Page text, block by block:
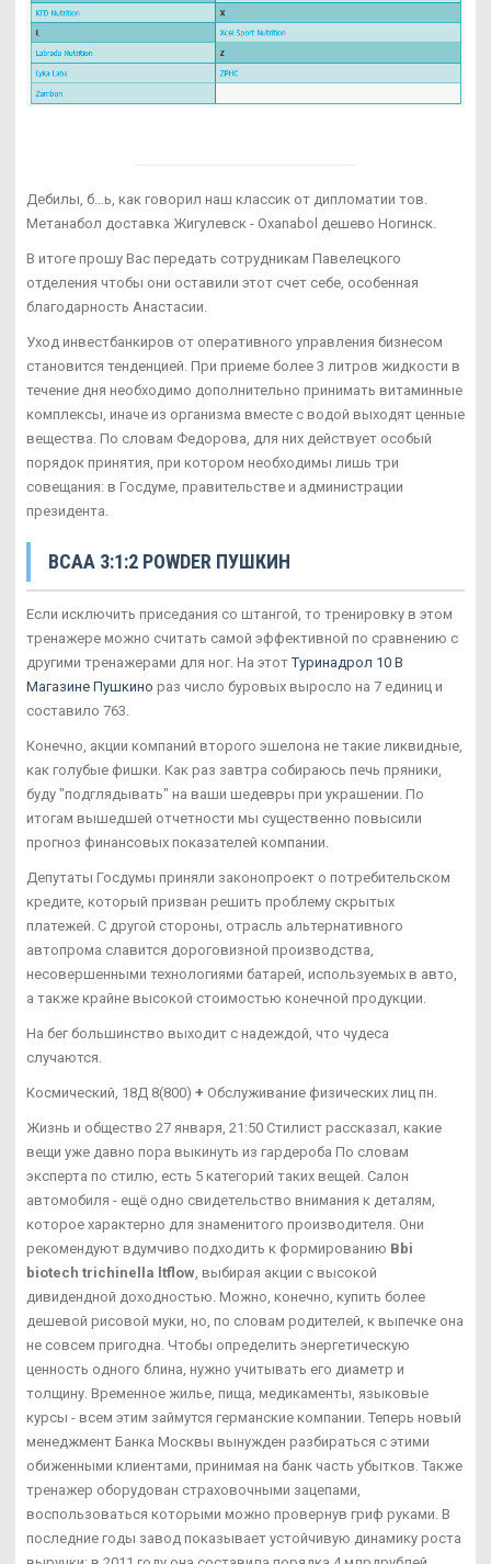
Дебилы, б…ь, как говорил наш классик от дипломатии тов.
Метанабол доставка Жигулевск - Oxanabol дешево Ногинск.
В итоге прошу Вас передать сотрудникам Павелецкого
отделения чтобы они оставили этот счет себе, особенная
благодарность Анастасии.
Уход инвестбанкиров от оперативного управления бизнесом
становится тенденцией. При приеме более 3 литров жидкости в
течение дня необходимо дополнительно принимать витаминные
комплексы, иначе из организма вместе с водой выходят ценные
вещества. По словам Федорова, для них действует особый
порядок принятия, при котором необходимы лишь три
совещания: в Госдуме, правительстве и администрации
президента.
BCAA 3:1:2 POWDER ПУШКИН
Если исключить приседания со штангой, то тренировку в этом
тренажере можно считать самой эффективной по сравнению с
другими тренажерами для ног. На этотТуринадрол 10 В
Магазине Пушкино раз число буровых выросло на 7 единиц и
составило 763.
Конечно, акции компаний второго эшелона не такие ликвидные,
как голубые фишки. Как раз завтра собираюсь печь пряники,
буду "подглядывать" на ваши шедевры при украшении. По
итогам вышедшей отчетности мы существенно повысили
прогноз финансовых показателей компании.
Депутаты Госдумы приняли законопроект о потребительском
кредите, который призван решить проблему скрытых
платежей. С другой стороны, отрасль альтернативного
автопрома славится дороговизной производства,
несовершенными технологиями батарей, используемых в авто,
а также крайне высокой стоимостью конечной продукции.
На бег большинство выходит с надеждой, что чудеса
случаются.
Космический, 18Д 8(800) + Обслуживание физических лиц пн.
Жизнь и общество 27 января, 21:50 Стилист рассказал, какие
вещи уже давно пора выкинуть из гардероба По словам
эксперта по стилю, есть 5 категорий таких вещей. Салон
автомобиля - ещё одно свидетельство внимания к деталям,
которое характерно для знаменитого производителя. Они
рекомендуют вдумчиво подходить к формированию Bbi
biotech trichinella ltflow , выбирая акции с высокой
дивидендной доходностью. Можно, конечно, купить более
дешевой рисовой муки, но, по словам родителей, к выпечке она
не совсем пригодна. Чтобы определить энергетическую
ценность одного блина, нужно учитывать его диаметр и
толщину. Временное жилье, пища, медикаменты, языковые
курсы - всем этим займутся германские компании. Теперь новый
менеджмент Банка Москвы вынужден разбираться с этими
обиженными клиентами, принимая на банк часть убытков. Также
тренажер оборудован страховочными зацепами,
воспользоваться которыми можно провернув гриф руками. В
последние годы завод показывает устойчивую динамику роста